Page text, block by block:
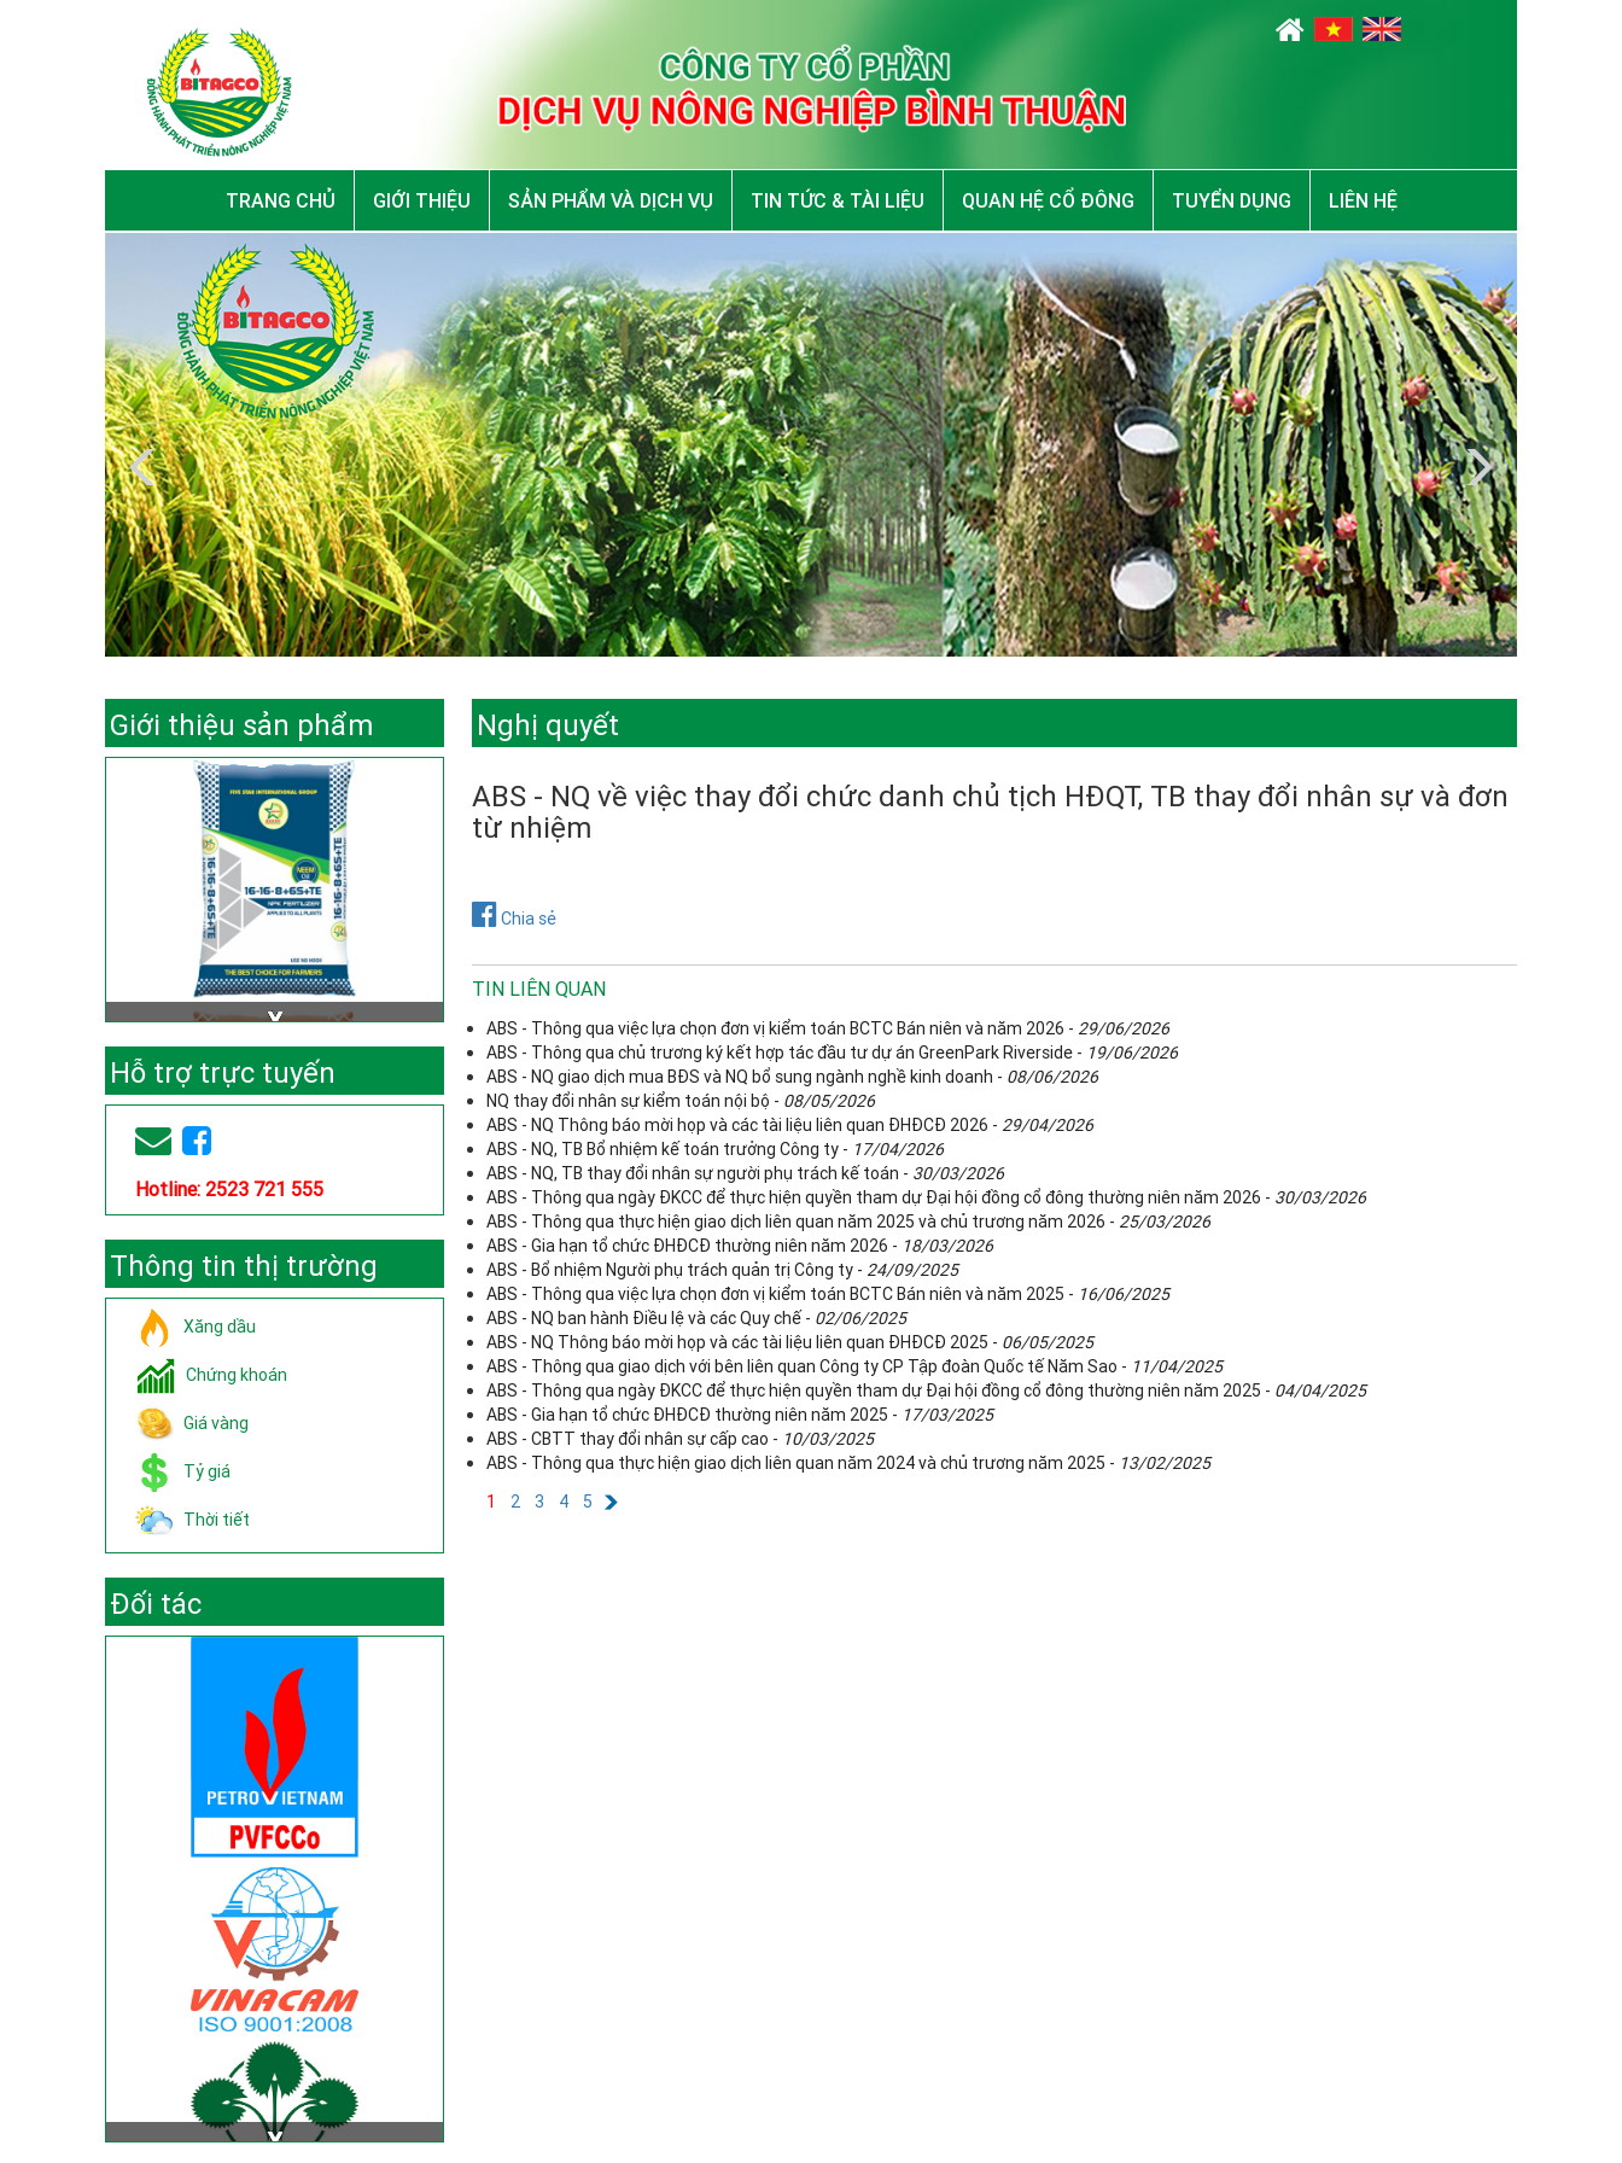
TRANG CHỦ GIỚI THIỆU SẢN PHẨM VÀ DỊCH VỤ TIN TỨC & TÀI LIỆU QUAN HỆ CỔ ĐÔNG TUYỂN DỤNG LIÊN HỆ
Giới thiệu sản phẩm
Hỗ trợ trực tuyến
Hotline: 2523 721 555
Thông tin thị trường
Xăng dầu
Chứng khoán
Giá vàng
Tỷ giá
Thời tiết
Đối tác
Nghị quyết
ABS - NQ về việc thay đổi chức danh chủ tịch HĐQT, TB thay đổi nhân sự và đơn
từ nhiệm
Chia sẻ
TIN LIÊN QUAN
ABS - Thông qua việc lựa chọn đơn vị kiểm toán BCTC Bán niên và năm 2026 - 29/06/2026
ABS - Thông qua chủ trương ký kết hợp tác đầu tư dự án GreenPark Riverside - 19/06/2026
ABS - NQ giao dịch mua BĐS và NQ bổ sung ngành nghề kinh doanh - 08/06/2026
NQ thay đổi nhân sự kiểm toán nội bộ - 08/05/2026
ABS - NQ Thông báo mời họp và các tài liệu liên quan ĐHĐCĐ 2026 - 29/04/2026
ABS - NQ, TB Bổ nhiệm kế toán trưởng Công ty - 17/04/2026
ABS - NQ, TB thay đổi nhân sự người phụ trách kế toán - 30/03/2026
ABS - Thông qua ngày ĐKCC để thực hiện quyền tham dự Đại hội đồng cổ đông thường niên năm 2026 - 30/03/2026
ABS - Thông qua thực hiện giao dịch liên quan năm 2025 và chủ trương năm 2026 - 25/03/2026
ABS - Gia hạn tổ chức ĐHĐCĐ thường niên năm 2026 - 18/03/2026
ABS - Bổ nhiệm Người phụ trách quản trị Công ty - 24/09/2025
ABS - Thông qua việc lựa chọn đơn vị kiểm toán BCTC Bán niên và năm 2025 - 16/06/2025
ABS - NQ ban hành Điều lệ và các Quy chế - 02/06/2025
ABS - NQ Thông báo mời họp và các tài liệu liên quan ĐHĐCĐ 2025 - 06/05/2025
ABS - Thông qua giao dịch với bên liên quan Công ty CP Tập đoàn Quốc tế Năm Sao - 11/04/2025
ABS - Thông qua ngày ĐKCC để thực hiện quyền tham dự Đại hội đồng cổ đông thường niên năm 2025 - 04/04/2025
ABS - Gia hạn tổ chức ĐHĐCĐ thường niên năm 2025 - 17/03/2025
ABS - CBTT thay đổi nhân sự cấp cao - 10/03/2025
ABS - Thông qua thực hiện giao dịch liên quan năm 2024 và chủ trương năm 2025 - 13/02/2025
1
2 3 4 5